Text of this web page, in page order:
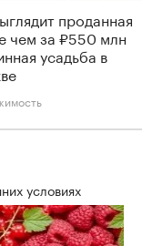
проданная
чем за ₽550 млн
усадьба в
условиях